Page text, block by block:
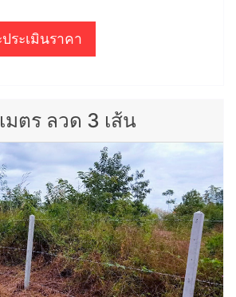
ระเมินราคา
มตร ลวด 3 เส้น